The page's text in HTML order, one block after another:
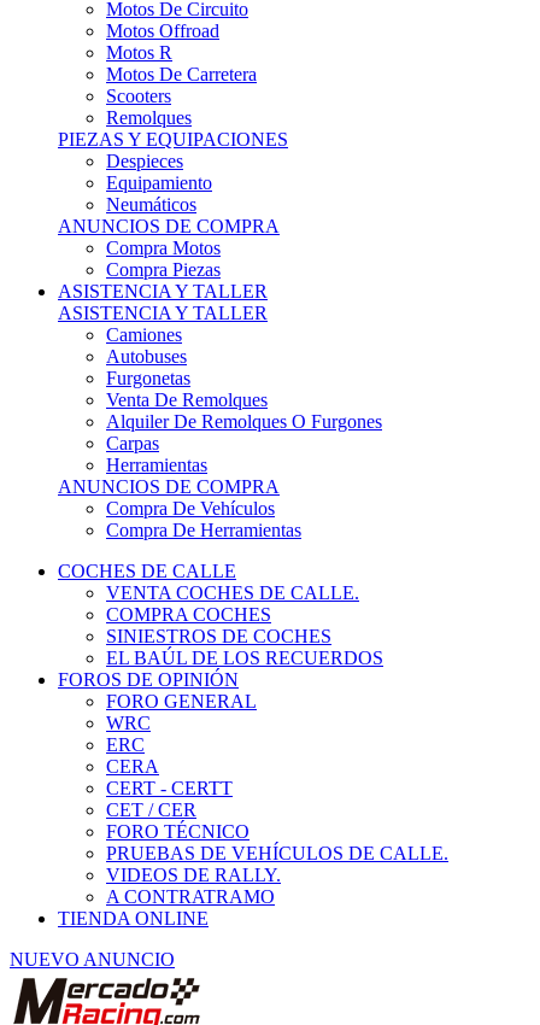
Motos R
Motos De Carretera
Scooters
Remolques
PIEZAS Y EQUIPACIONES
Despieces
Equipamiento
Neumáticos
ANUNCIOS DE COMPRA
Compra Motos
Compra Piezas
ASISTENCIA Y TALLER
ASISTENCIA Y TALLER
Camiones
Autobuses
Furgonetas
Venta De Remolques
Alquiler De Remolques O Furgones
Carpas
Herramientas
ANUNCIOS DE COMPRA
Compra De Vehículos
Compra De Herramientas
COCHES DE CALLE
VENTA COCHES DE CALLE.
COMPRA COCHES
SINIESTROS DE COCHES
EL BAÚL DE LOS RECUERDOS
FOROS DE OPINIÓN
FORO GENERAL
WRC
ERC
CERA
CERT - CERTT
CET / CER
FORO TÉCNICO
PRUEBAS DE VEHÍCULOS DE CALLE.
VIDEOS DE RALLY.
A CONTRATRAMO
TIENDA ONLINE
NUEVO ANUNCIO